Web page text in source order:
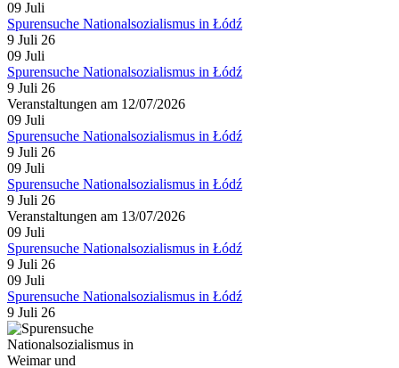
09 Juli
Spurensuche Nationalsozialismus in Łódź
9 Juli 26
09 Juli
Spurensuche Nationalsozialismus in Łódź
9 Juli 26
Veranstaltungen am 12/07/2026
09 Juli
Spurensuche Nationalsozialismus in Łódź
9 Juli 26
09 Juli
Spurensuche Nationalsozialismus in Łódź
9 Juli 26
Veranstaltungen am 13/07/2026
09 Juli
Spurensuche Nationalsozialismus in Łódź
9 Juli 26
09 Juli
Spurensuche Nationalsozialismus in Łódź
9 Juli 26